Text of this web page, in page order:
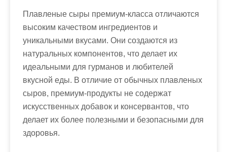
Плавленые сыры премиум-класса отличаются
высоким качеством ингредиентов и
уникальными вкусами. Они создаются из
натуральных компонентов, что делает их
идеальными для гурманов и любителей
вкусной еды. В отличие от обычных плавленых
сыров, премиум-продукты не содержат
искусственных добавок и консервантов, что
делает их более полезными и безопасными для
здоровья.